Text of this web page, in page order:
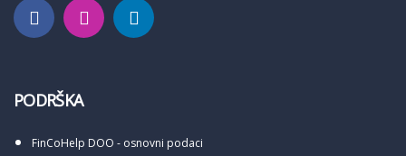
PODRŠKA
FinCoHelp DOO - osnovni podaci